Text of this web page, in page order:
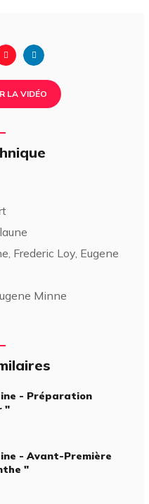
LA VIDÉO
Frederic Loy, Eugene
Minne
- Préparation
"
- Avant-Première
"